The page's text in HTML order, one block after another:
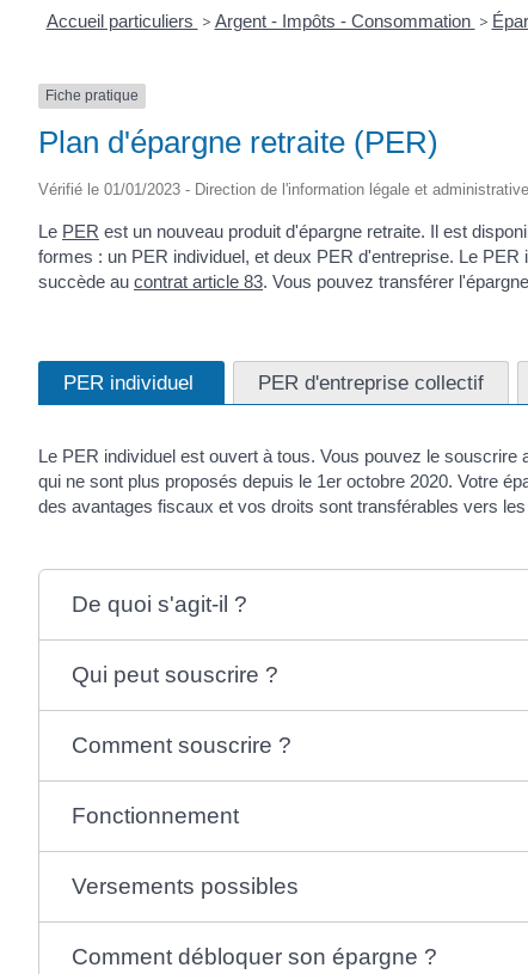
Accueil particuliers > Argent - Impôts - Consommation >
Fiche pratique
Plan d'épargne retraite (PER)
Vérifié le 01/01/2023 - Direction de l'information légale et
Le PER est un nouveau produit d'épargne retraite. Il est
formes : un PER individuel, et deux PER d'entreprise. Le PER
succède au contrat article 83. Vous pouvez transférer
PER individuel PER d'entreprise collectif
Le PER individuel est ouvert à tous. Vous pouvez le
qui ne sont plus proposés depuis le 1er octobre 2020. Votre
des avantages fiscaux et vos droits sont transférables vers
De quoi s'agit-il ?
Qui peut souscrire ?
Comment souscrire ?
Fonctionnement
Versements possibles
Comment débloquer son épargne ?